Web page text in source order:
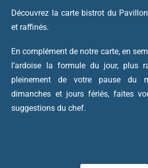
Découvrez la carte bistrot du
et raffinés.
En complément de notre carte, en
l’ardoise la formule du jour, plus
pleinement de votre pause du
dimanches et jours fériés, faites
suggestions du chef.